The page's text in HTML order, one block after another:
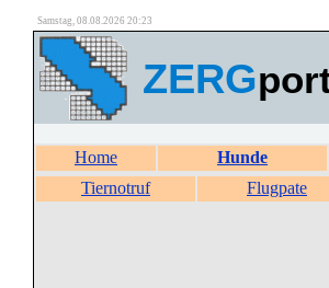
Samstag, 08.08.2026 20:23
ZERG
Home Hunde
Tiernotruf
Flugpate